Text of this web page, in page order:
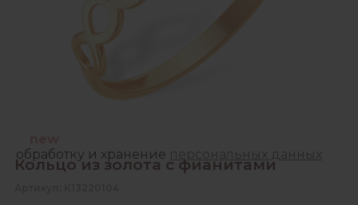
Кольцо из золота с фианитами
Подтвердите, что вы не робот:
обработку и хранение